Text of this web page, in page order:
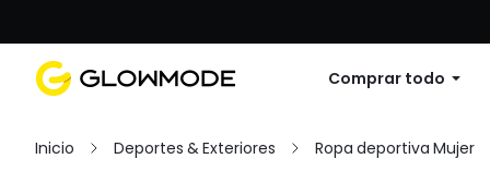
Comprar todo
Inicio Deportes & Exteriores Ropa deportiva Mujer